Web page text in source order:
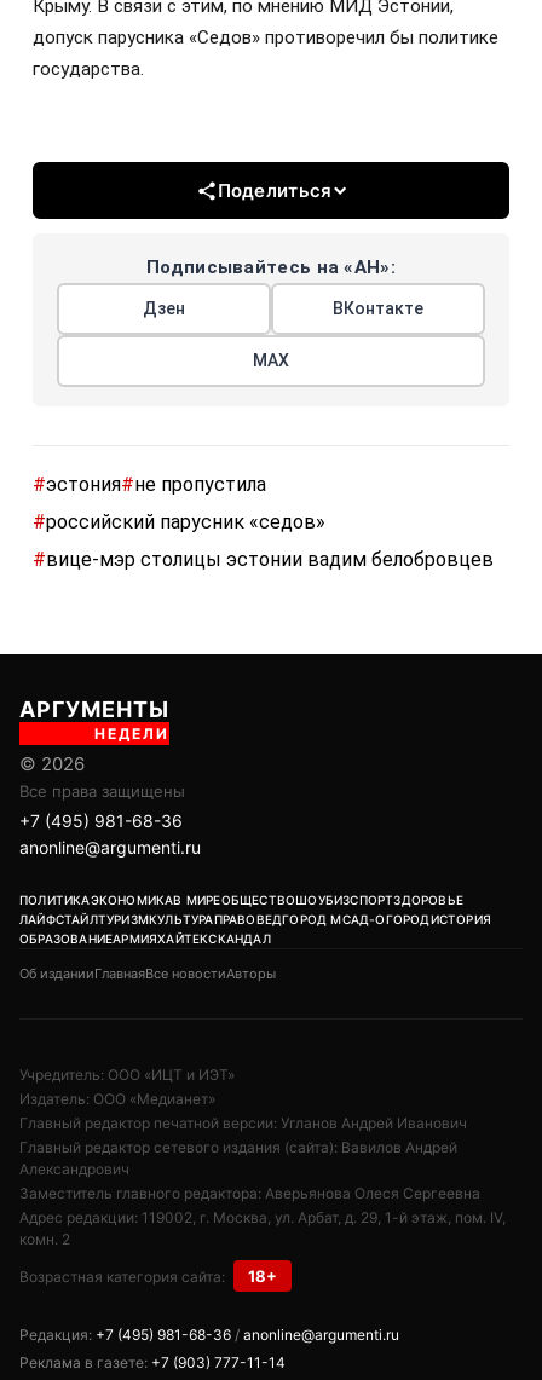
Крыму. В связи с этим, по мнению МИД Эстонии,
допуск парусника «Седов» противоречил бы политике
государства.
Поделиться
Подписывайтесь на «АН»:
Дзен ВКонтакте
МАХ
#эстония#не пропустила
#российский парусник «седов»
#вице-мэр столицы эстонии вадим белобровцев
АРГУМЕНТЫ
НЕДЕЛИ
© 2026
Все права защищены
+7 (495) 981-68-36
anonline@argumenti.ru
ПОЛИТИКАЭКОНОМИКАВ МИРЕОБЩЕСТВОШОУБИЗСПОРТЗДОРОВЬЕ
ЛАЙФСТАЙЛТУРИЗМКУЛЬТУРАПРАВОВЕДГОРОД МСАД-ОГОРОДИСТОРИЯ
ОБРАЗОВАНИЕАРМИЯХАЙТЕКСКАНДАЛ
Об изданииГлавнаяВсе новостиАвторы
Учредитель: ООО «ИЦТ и ИЭТ»
Издатель: ООО «Медианет»
Главный редактор печатной версии: Угланов Андрей Иванович
Главный редактор сетевого издания (сайта): Вавилов Андрей
Александрович
Заместитель главного редактора: Аверьянова Олеся Сергеевна
Адрес редакции: 119002, г. Москва, ул. Арбат, д. 29, 1-й этаж, пом. IV,
комн. 2
Возрастная категория сайта: 18+
Редакция: +7 (495) 981-68-36 / anonline@argumenti.ru
Реклама в газете: +7 (903) 777-11-14